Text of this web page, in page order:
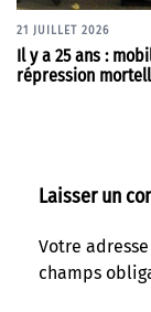
21 JUILLET 2026
Il y a 25 ans :
répression
Laisser un
Votre
champs